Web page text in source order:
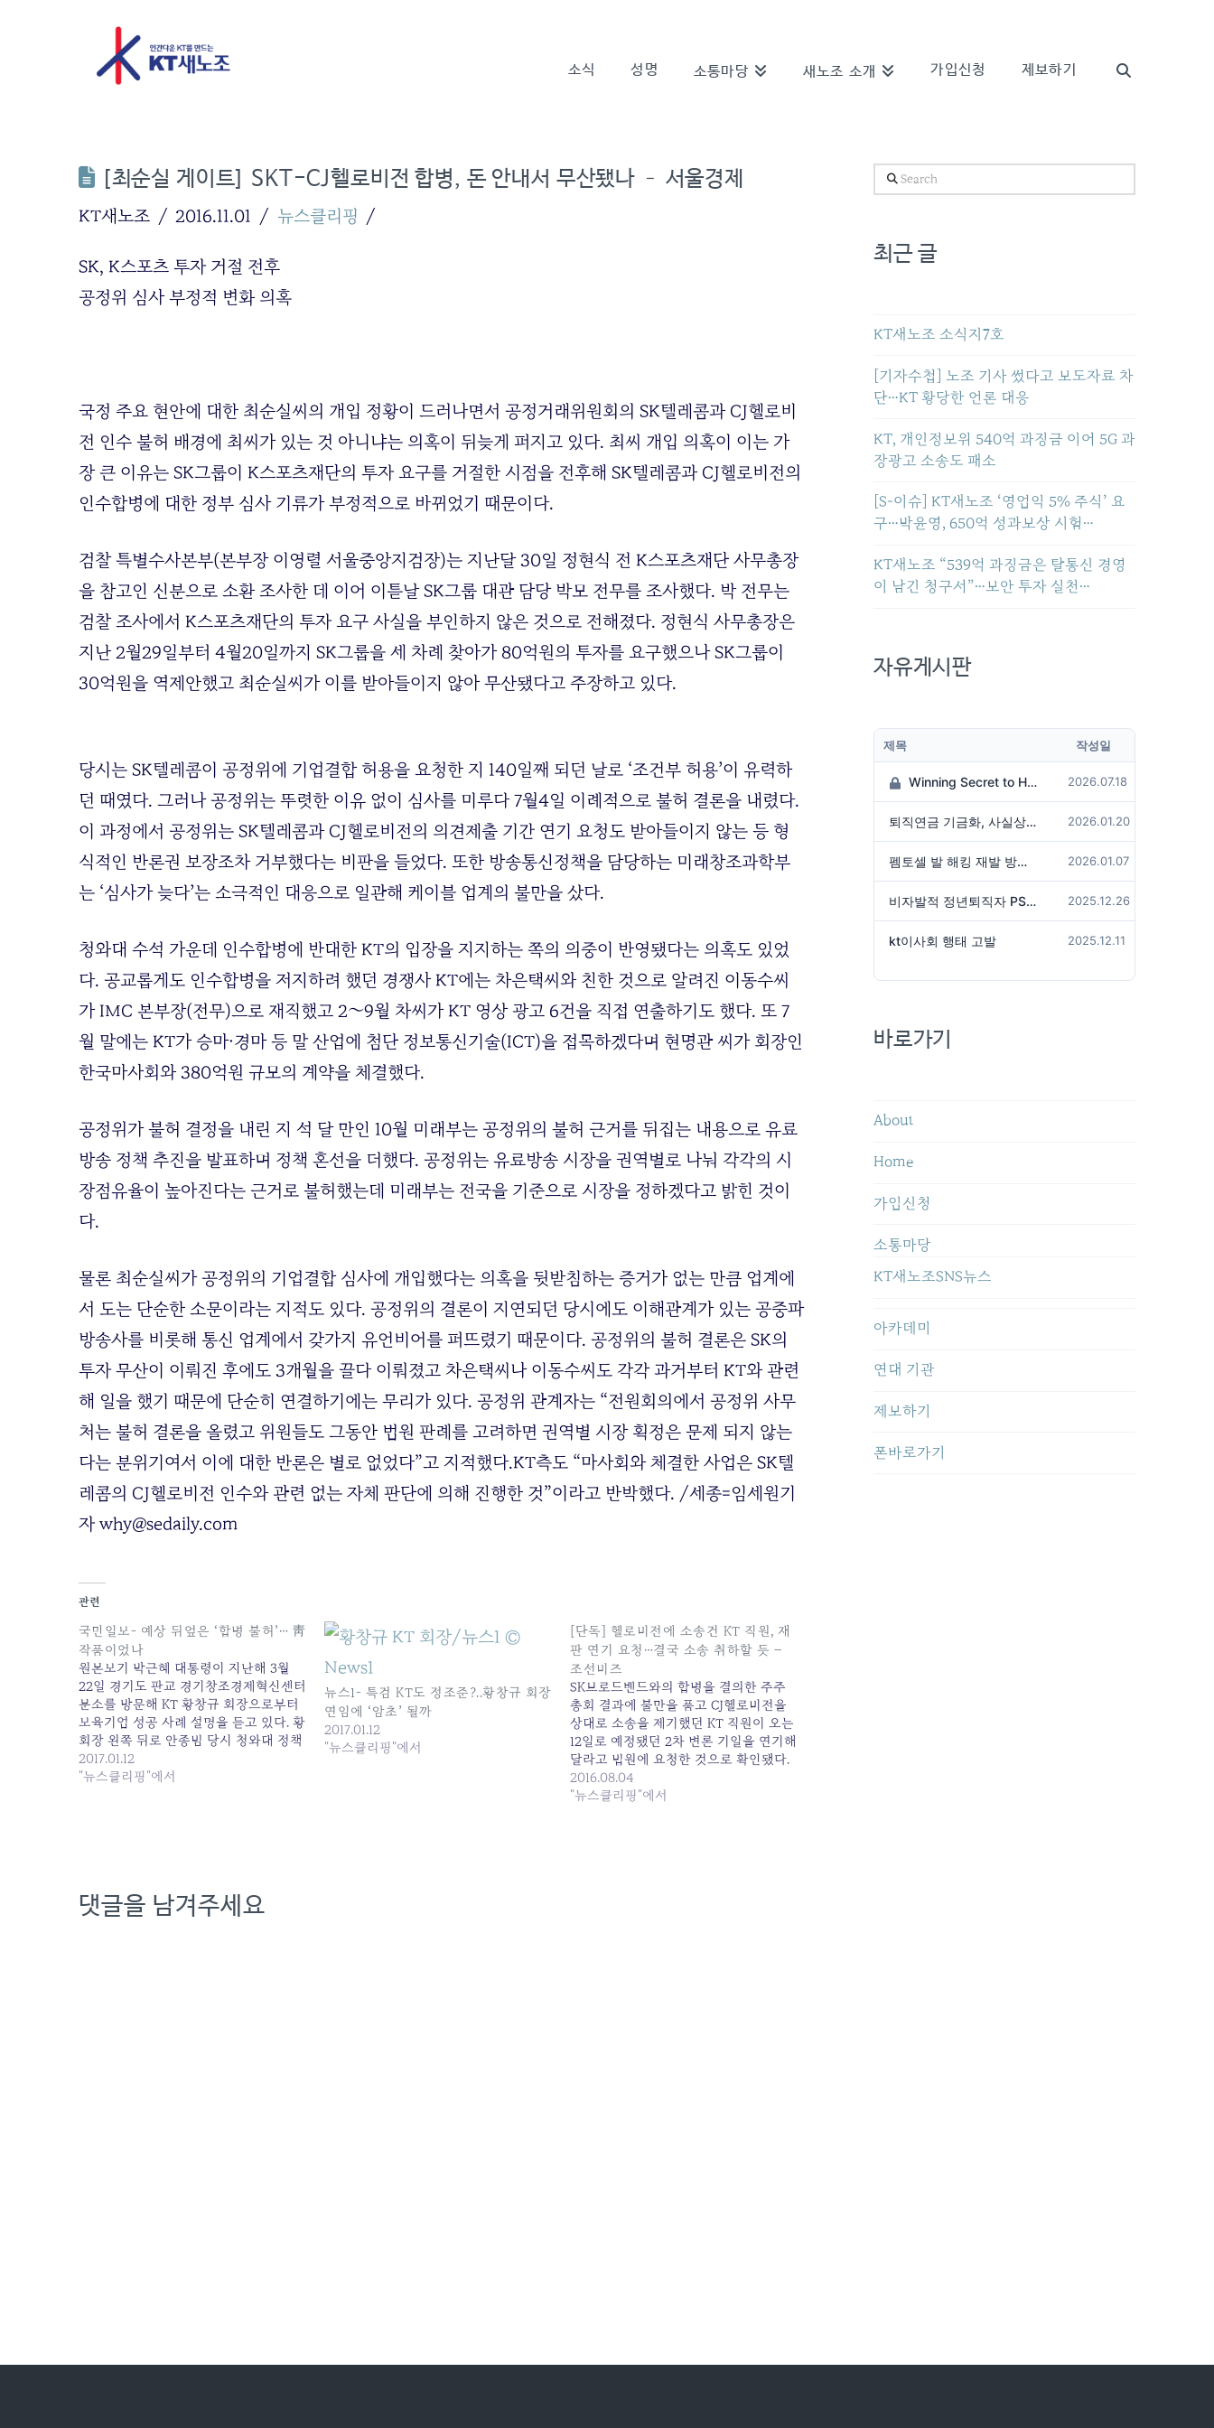
소식 성명 소통마당 새노조 소개 가입신청 제보하기
[최순실 게이트] SKT-CJ헬로비전 합병, 돈 안내서 무산됐나 – 서울경제
KT새노조 2016.11.01 뉴스클리핑
SK, K스포츠 투자 거절 전후
공정위 심사 부정적 변화 의혹
국정 주요 현안에 대한 최순실씨의 개입 정황이 드러나면서 공정거래위원회의 SK텔레콤과 CJ헬로비
전 인수 불허 배경에 최씨가 있는 것 아니냐는 의혹이 뒤늦게 퍼지고 있다. 최씨 개입 의혹이 이는 가
장 큰 이유는 SK그룹이 K스포츠재단의 투자 요구를 거절한 시점을 전후해 SK텔레콤과 CJ헬로비전의
인수합병에 대한 정부 심사 기류가 부정적으로 바뀌었기 때문이다.
검찰 특별수사본부(본부장 이영렬 서울중앙지검장)는 지난달 30일 정현식 전 K스포츠재단 사무총장
을 참고인 신분으로 소환 조사한 데 이어 이튿날 SK그룹 대관 담당 박모 전무를 조사했다. 박 전무는
검찰 조사에서 K스포츠재단의 투자 요구 사실을 부인하지 않은 것으로 전해졌다. 정현식 사무총장은
지난 2월29일부터 4월20일까지 SK그룹을 세 차례 찾아가 80억원의 투자를 요구했으나 SK그룹이
30억원을 역제안했고 최순실씨가 이를 받아들이지 않아 무산됐다고 주장하고 있다.
당시는 SK텔레콤이 공정위에 기업결합 허용을 요청한 지 140일째 되던 날로 ‘조건부 허용’이 유력하
던 때였다. 그러나 공정위는 뚜렷한 이유 없이 심사를 미루다 7월4일 이례적으로 불허 결론을 내렸다.
이 과정에서 공정위는 SK텔레콤과 CJ헬로비전의 의견제출 기간 연기 요청도 받아들이지 않는 등 형
식적인 반론권 보장조차 거부했다는 비판을 들었다. 또한 방송통신정책을 담당하는 미래창조과학부
는 ‘심사가 늦다’는 소극적인 대응으로 일관해 케이블 업계의 불만을 샀다.
청와대 수석 가운데 인수합병에 반대한 KT의 입장을 지지하는 쪽의 의중이 반영됐다는 의혹도 있었
다. 공교롭게도 인수합병을 저지하려 했던 경쟁사 KT에는 차은택씨와 친한 것으로 알려진 이동수씨
가 IMC 본부장(전무)으로 재직했고 2∼9월 차씨가 KT 영상 광고 6건을 직접 연출하기도 했다. 또 7
월 말에는 KT가 승마·경마 등 말 산업에 첨단 정보통신기술(ICT)을 접목하겠다며 현명관 씨가 회장인
한국마사회와 380억원 규모의 계약을 체결했다.
공정위가 불허 결정을 내린 지 석 달 만인 10월 미래부는 공정위의 불허 근거를 뒤집는 내용으로 유료
방송 정책 추진을 발표하며 정책 혼선을 더했다. 공정위는 유료방송 시장을 권역별로 나눠 각각의 시
장점유율이 높아진다는 근거로 불허했는데 미래부는 전국을 기준으로 시장을 정하겠다고 밝힌 것이
다.
물론 최순실씨가 공정위의 기업결합 심사에 개입했다는 의혹을 뒷받침하는 증거가 없는 만큼 업계에
서 도는 단순한 소문이라는 지적도 있다. 공정위의 결론이 지연되던 당시에도 이해관계가 있는 공중파
방송사를 비롯해 통신 업계에서 갖가지 유언비어를 퍼뜨렸기 때문이다. 공정위의 불허 결론은 SK의
투자 무산이 이뤄진 후에도 3개월을 끌다 이뤄졌고 차은택씨나 이동수씨도 각각 과거부터 KT와 관련
해 일을 했기 때문에 단순히 연결하기에는 무리가 있다. 공정위 관계자는 “전원회의에서 공정위 사무
처는 불허 결론을 올렸고 위원들도 그동안 법원 판례를 고려하면 권역별 시장 획정은 문제 되지 않는
다는 분위기여서 이에 대한 반론은 별로 없었다”고 지적했다.KT측도 “마사회와 체결한 사업은 SK텔
레콤의 CJ헬로비전 인수와 관련 없는 자체 판단에 의해 진행한 것”이라고 반박했다. /세종=임세원기
자 why@sedaily.com
관련
국민일보- 예상 뒤엎은 ‘합병 불허’… 靑
작품이었나
원본보기 박근혜 대통령이 지난해 3월
22일 경기도 판교 경기창조경제혁신센터
분소를 방문해 KT 황창규 회장으로부터
보육기업 성공 사례 설명을 듣고 있다. 황
회장 왼쪽 뒤로 안종범 당시 청와대 정책
조정수석이 설명을 경청하고 있다. 국민
일보DB 공정거래위원회의 SK텔레콤
2017.01.12
"뉴스클리핑"에서
뉴스1- 특검 KT도 정조준?..황창규 회장
연임에 ‘암초’ 될까
2017.01.12
"뉴스클리핑"에서
[단독] 헬로비전에 소송건 KT 직원, 재
판 연기 요청…결국 소송 취하할 듯 –
조선비즈
SK브로드밴드와의 합병을 결의한 주주
총회 결과에 불만을 품고 CJ헬로비전을
상대로 소송을 제기했던 KT 직원이 오는
12일로 예정됐던 2차 변론 기일을 연기해
달라고 법원에 요청한 것으로 확인됐다.
법원은 이를 받아들여 2차 변론 날짜를 2
달가량 연기했다. 4일 방송·통신 업계와
2016.08.04
"뉴스클리핑"에서
댓글을 남겨주세요
Search
최근 글
KT새노조 소식지7호
[기자수첩] 노조 기사 썼다고 보도자료 차
단…KT 황당한 언론 대응
KT, 개인정보위 540억 과징금 이어 5G 과
장광고 소송도 패소
[S-이슈] KT새노조 ‘영업익 5% 주식’ 요
구…박윤영, 650억 성과보상 시험…
KT새노조 “539억 과징금은 탈통신 경영
이 남긴 청구서”…보안 투자 실천…
자유게시판
제목 작성일
Winning Secret to Hit the Jackpot! 2026.07.18
퇴직연금 기금화, 사실상 국가가 관리하겠다는 것인가? 2026.01.20
펨토셀 발 해킹 재발 방지 위해서는 2026.01.07
비자발적 정년퇴직자 PS성과급 미지급은 임금체불 아닌가? 2025.12.26
kt이사회 행태 고발 2025.12.11
바로가기
About
Home
가입신청
소통마당
KT새노조SNS뉴스
아카데미
연대 기관
제보하기
폰바로가기